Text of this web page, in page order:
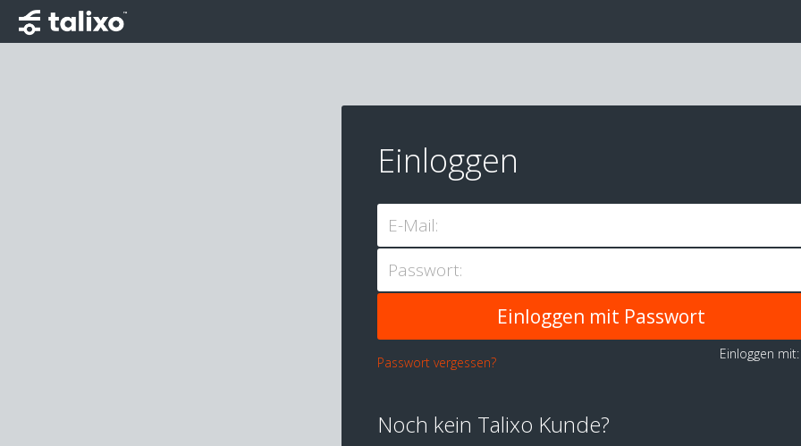
Einloggen
E-Mail:
Passwort:
Passwort vergessen?
Einloggen
Noch kein Talixo Kunde?